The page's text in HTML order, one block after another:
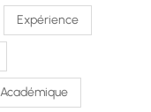
Expérience